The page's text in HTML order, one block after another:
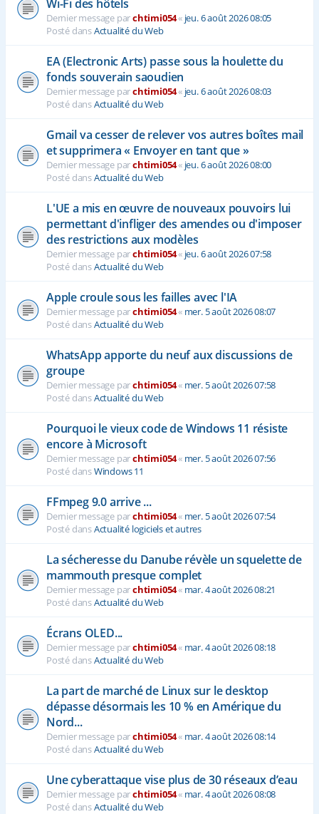
Wi-Fi des hôtels
Dernier message parchtimi054« jeu. 6 août 2026 08:05
Posté dansActualité du Web
EA (Electronic Arts) passe sous la houlette du
fonds souverain saoudien
Dernier message parchtimi054« jeu. 6 août 2026 08:03
Posté dansActualité du Web
Gmail va cesser de relever vos autres boîtes mail
et supprimera « Envoyer en tant que »
Dernier message parchtimi054« jeu. 6 août 2026 08:00
Posté dansActualité du Web
L'UE a mis en œuvre de nouveaux pouvoirs lui
permettant d'infliger des amendes ou d'imposer
des restrictions aux modèles
Dernier message parchtimi054« jeu. 6 août 2026 07:58
Posté dansActualité du Web
Apple croule sous les failles avec l'IA
Dernier message parchtimi054« mer. 5 août 2026 08:07
Posté dansActualité du Web
WhatsApp apporte du neuf aux discussions de
groupe
Dernier message parchtimi054« mer. 5 août 2026 07:58
Posté dansActualité du Web
Pourquoi le vieux code de Windows 11 résiste
encore à Microsoft
Dernier message parchtimi054« mer. 5 août 2026 07:56
Posté dansWindows 11
FFmpeg 9.0 arrive ...
Dernier message parchtimi054« mer. 5 août 2026 07:54
Posté dansActualité logiciels et autres
La sécheresse du Danube révèle un squelette de
mammouth presque complet
Dernier message parchtimi054« mar. 4 août 2026 08:21
Posté dansActualité du Web
Écrans OLED...
Dernier message parchtimi054« mar. 4 août 2026 08:18
Posté dansActualité du Web
La part de marché de Linux sur le desktop
dépasse désormais les 10 % en Amérique du
Nord...
Dernier message parchtimi054« mar. 4 août 2026 08:14
Posté dansActualité du Web
Une cyberattaque vise plus de 30 réseaux d’eau
Dernier message parchtimi054« mar. 4 août 2026 08:08
Posté dansActualité du Web